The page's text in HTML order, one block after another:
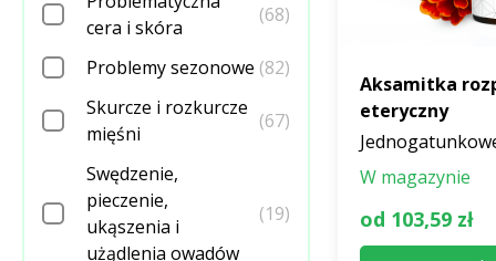
cera i skóra
(68)
Problemy sezonowe (82)
Skurcze i rozkurcze
mięśni
(67)
Swędzenie,
pieczenie,
ukąszenia i
użądlenia owadów
(19)
zostaje
Jaki jest
Zawsze
na etykietach
Czy olejek
Jakość CTEO®
etykietach
Aksamitka
eteryczny
W magazynie
od 103,59 zł